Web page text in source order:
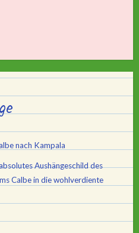
nach Kampala
Aushängeschild des
Calbe in die wohlverdiente